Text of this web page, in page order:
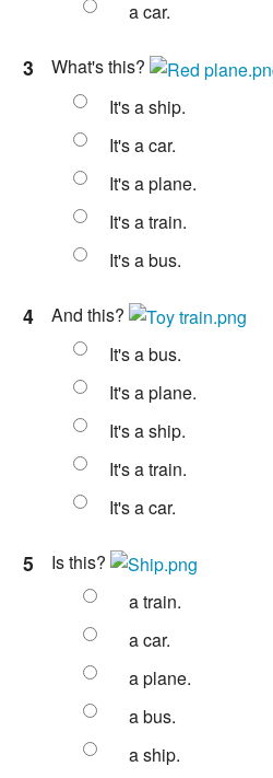
a car.
3
What's this?
It's a ship.
It's a car.
It's a plane.
It's a train.
It's a bus.
4
And this?
It's a bus.
It's a plane.
It's a ship.
It's a train.
It's a car.
5
Is this?
a train.
a car.
a plane.
a bus.
a ship.